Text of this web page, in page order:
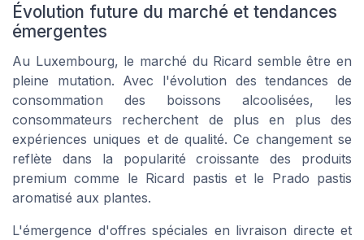
Évolution future du marché et tendances
émergentes
Au Luxembourg, le marché du Ricard semble être en
pleine mutation. Avec l'évolution des tendances de
consommation des boissons alcoolisées, les
consommateurs recherchent de plus en plus des
expériences uniques et de qualité. Ce changement se
reflète dans la popularité croissante des produits
premium comme le Ricard pastis et le Prado pastis
aromatisé aux plantes.
L'émergence d'offres spéciales en livraison directe et